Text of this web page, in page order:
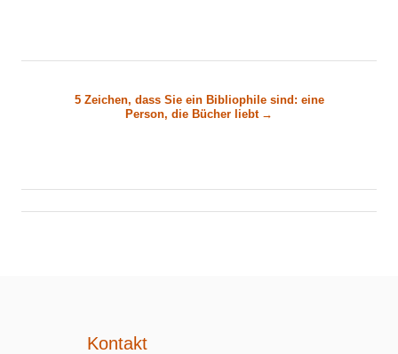
g
5 Zeichen, dass Sie ein Bibliophile sind: eine
Person, die Bücher liebt
Kontakt